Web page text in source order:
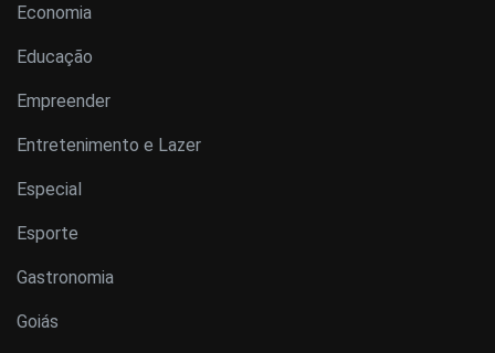
Economia
Educação
Empreender
Entretenimento e Lazer
Especial
Esporte
Gastronomia
Goiás